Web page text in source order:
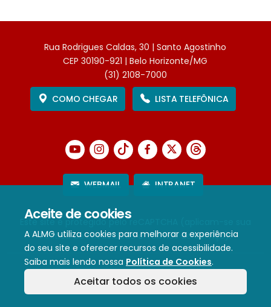
Aceite de cookies
A ALMG utiliza cookies para melhorar a experiência
do seu site e oferecer recursos de acessibilidade.
Saiba mais lendo nossa Política de Cookies.
Aceitar todos os cookies
Rua Rodrigues Caldas, 30 | Santo Agostinho
CEP 30190-921 | Belo Horizonte/MG
(31) 2108-7000
COMO CHEGAR
LISTA TELEFÔNICA
WEBMAIL INTRANET
Este site é protegido pelo reCAPTCHA (aplicam-se sua
Política de PrivacidadeeTermos de Serviço).
Termos de Uso e Política de Privacidade
Política de cookies